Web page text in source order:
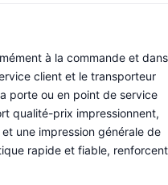
à la commande et dans
client et le transporteur
porte ou en point de service
qualité-prix impressionnent,
une impression générale de
rapide et fiable, renforcent